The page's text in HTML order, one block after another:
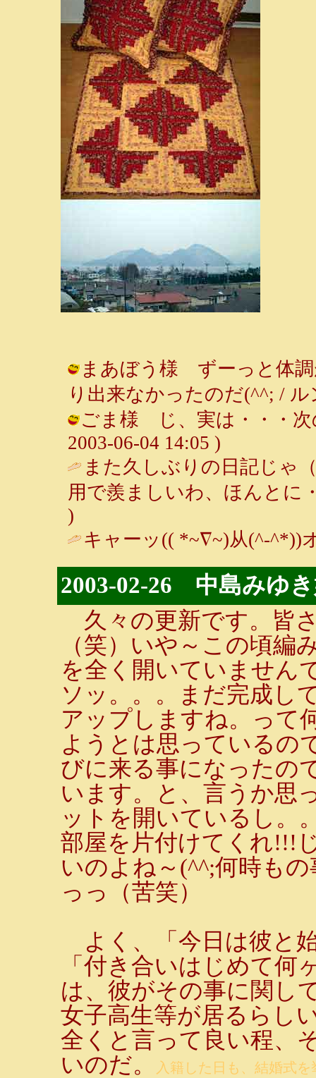
まあぼう様 ずーっと体調
り出来なかったのだ(^^; / ル
ごま様 じ、実は・・・次
2003-06-04 14:05 )
また久しぶりの日記じゃ
用で羨ましいわ、ほんとに
)
キャーッ(( *~∇~)从(^-^*))
2003-02-26 中島みゆ
久々の更新です。皆
（笑）いや～この頃編
を全く開いていません
ソッ。。。まだ完成し
アップしますね。って
ようとは思っているの
びに来る事になったの
います。と、言うか思
ットを開いているし。
部屋を片付けてくれ!!!
いのよね～(^^;何時も
っっ（苦笑）
よく、「今日は彼と
「付き合いはじめて何
は、彼がその事に関し
女子高生等が居るらし
全くと言って良い程、
いのだ。
入籍した日も、結婚式